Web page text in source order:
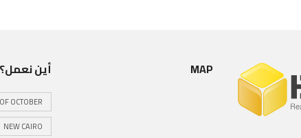
MAP أين نعمل؟
OCTOBER
NEW CAIRO